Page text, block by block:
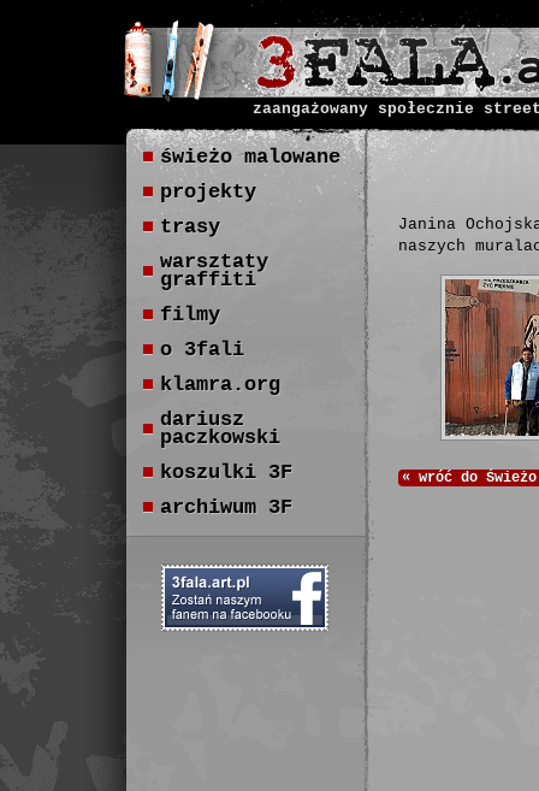
zaangażowany społecznie
Janina
naszych
« wróć do
świeżo malowane
projekty
trasy
warsztaty
graffiti
filmy
o 3fali
klamra.org
dariusz
paczkowski
koszulki 3F
archiwum 3F